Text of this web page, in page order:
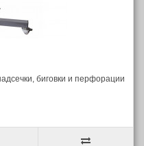
биговки и перфорации